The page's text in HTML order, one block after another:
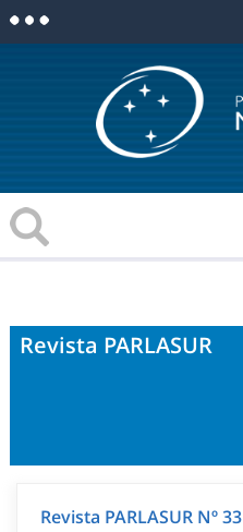
Revista PARLASUR
Revista PARLASUR Nº 33